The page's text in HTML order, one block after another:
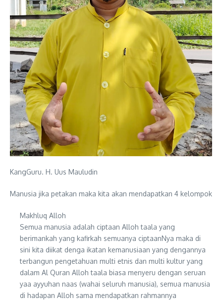
KangGuru. H. Uus Mauludin
Manusia jika petakan maka kita akan mendapatkan 4 kelompok
Makhluq Alloh
Semua manusia adalah ciptaan Alloh taala yang
berimankah yang kafirkah semuanya ciptaanNya maka di
sini kita diikat denga ikatan kemanusiaan yang dengannya
terbangun pengetahuan multi etnis dan multi kultur yang
dalam Al Quran Alloh taala biasa menyeru dengan seruan
yaa ayyuhan naas (wahai seluruh manusia), semua manusia
di hadapan Alloh sama mendapatkan rahmannya